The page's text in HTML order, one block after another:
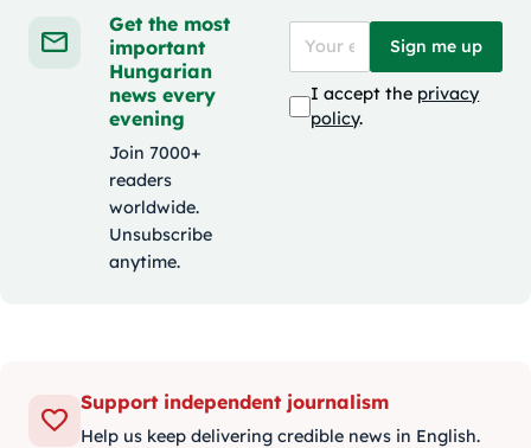
Get the most
important
Hungarian
news every
evening
Join 7000+
readers
worldwide.
Unsubscribe
anytime.
Sign me up
I accept the privacy
policy.
Support independent journalism
Help us keep delivering credible news in English.